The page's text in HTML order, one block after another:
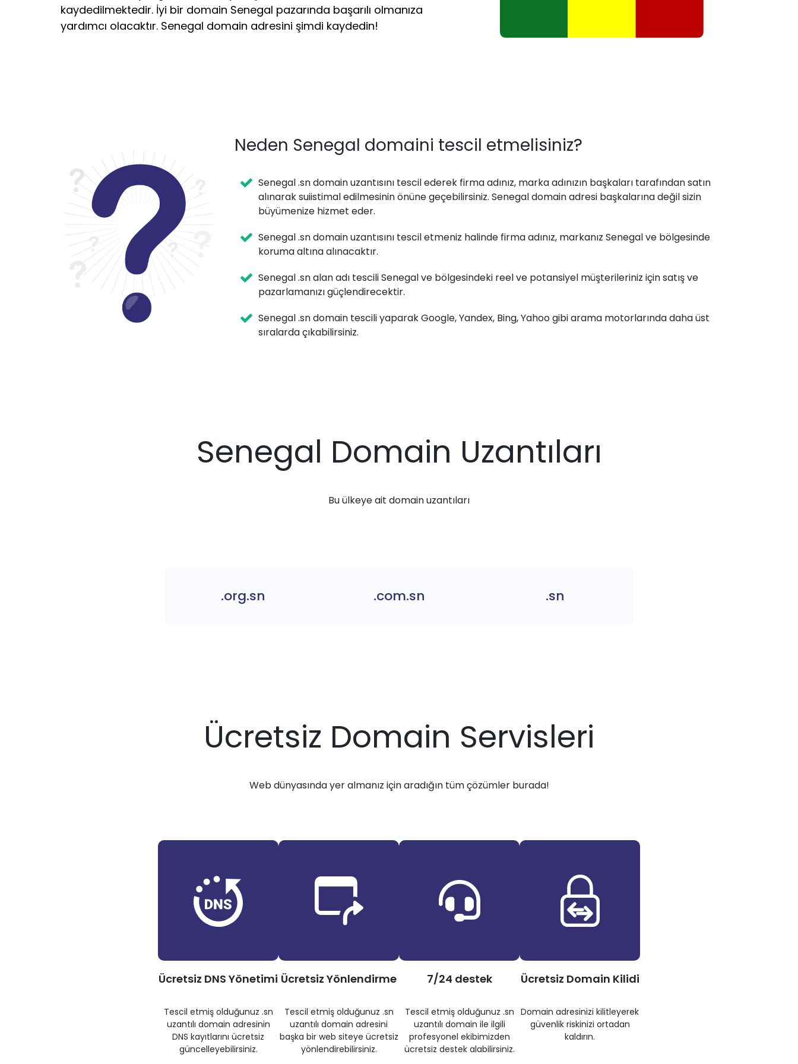
kaydedilmektedir. İyi bir domain Senegal pazarında başarılı olmanıza
yardımcı olacaktır. Senegal domain adresini şimdi kaydedin!
Neden Senegal domaini tescil etmelisiniz?
Senegal .sn domain uzantısını tescil ederek firma adınız, marka adınızın başkaları tarafından satın
alınarak suiistimal edilmesinin önüne geçebilirsiniz. Senegal domain adresi başkalarına değil sizin
büyümenize hizmet eder.
Senegal .sn domain uzantısını tescil etmeniz halinde firma adınız, markanız Senegal ve bölgesinde
koruma altına alınacaktır.
Senegal .sn alan adı tescili Senegal ve bölgesindeki reel ve potansiyel müşterileriniz için satış ve
pazarlamanızı güçlendirecektir.
Senegal .sn domain tescili yaparak Google, Yandex, Bing, Yahoo gibi arama motorlarında daha üst
sıralarda çıkabilirsiniz.
Senegal Domain Uzantıları
Bu ülkeye ait domain uzantıları
.org.sn .com.sn .sn
Ücretsiz Domain Servisleri
Web dünyasında yer almanız için aradığın tüm çözümler burada!
Ücretsiz DNS Yönetimi
Tescil etmiş olduğunuz .sn
uzantılı domain adresinin
DNS kayıtlarını ücretsiz
güncelleyebilirsiniz.
Ücretsiz Yönlendirme
Tescil etmiş olduğunuz .sn
uzantılı domain adresini
başka bir web siteye ücretsiz
yönlendirebilirsiniz.
7/24 destek
Tescil etmiş olduğunuz .sn
uzantılı domain ile ilgili
profesyonel ekibimizden
ücretsiz destek alabilirsiniz.
Ücretsiz Domain Kilidi
Domain adresinizi kilitleyerek
güvenlik riskinizi ortadan
kaldırın.